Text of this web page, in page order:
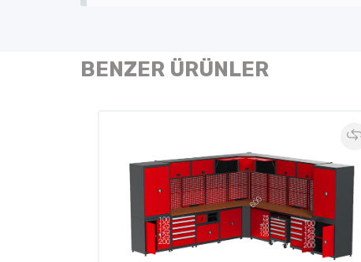
BENZER ÜRÜNLER